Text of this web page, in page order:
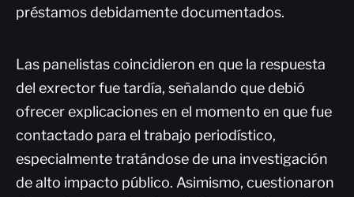
préstamos debidamente documentados.
Las panelistas coincidieron en que la respuesta
del exrector fue tardía, señalando que debió
ofrecer explicaciones en el momento en que fue
contactado para el trabajo periodístico,
especialmente tratándose de una investigación
de alto impacto público. Asimismo, cuestionaron